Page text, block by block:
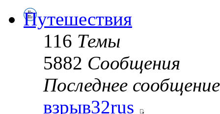
Путешествия
116 Темы
5882 Сообщения
Последнее сообщение
взрыв32rus